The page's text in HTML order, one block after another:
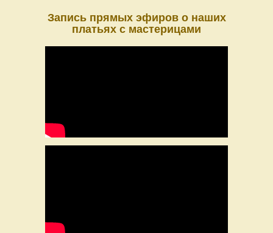
Запись прямых эфиров о наших
платьях с мастерицами